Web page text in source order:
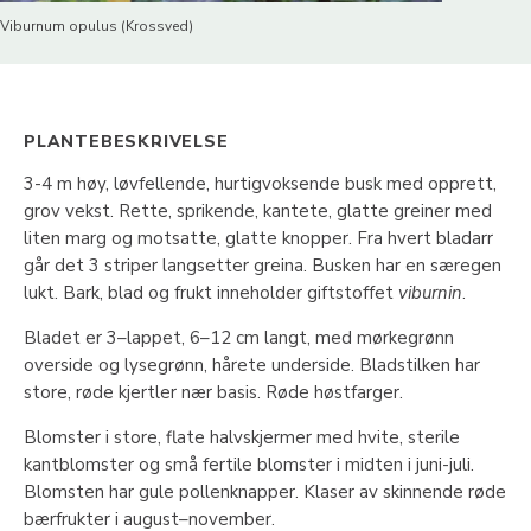
Viburnum opulus (Krossved)
PLANTEBESKRIVELSE
3-4 m høy, løvfellende, hurtigvoksende busk med opprett,
grov vekst. Rette, sprikende, kantete, glatte greiner med
liten marg og motsatte, glatte knopper. Fra hvert bladarr
går det 3 striper langsetter greina. Busken har en særegen
lukt. Bark, blad og frukt inneholder giftstoffet viburnin.
Bladet er 3–lappet, 6–12 cm langt, med mørkegrønn
overside og lysegrønn, hårete underside. Bladstilken har
store, røde kjertler nær basis. Røde høstfarger.
Blomster i store, flate halvskjermer med hvite, sterile
kantblomster og små fertile blomster i midten i juni-juli.
Blomsten har gule pollenknapper. Klaser av skinnende røde
bærfrukter i august–november.